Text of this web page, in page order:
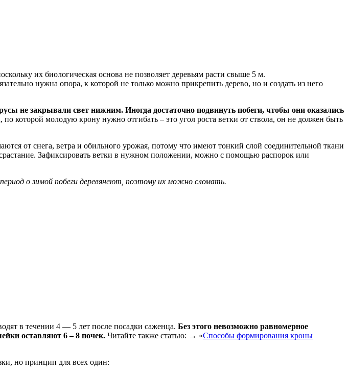
их биологическая основа не позволяет деревьям расти свыше 5 м.
нужна опора, к которой не только можно прикрепить дерево, но и создать из него
не закрывали свет нижним. Иногда достаточно подвинуть побеги, чтобы они оказались
которой молодую крону нужно отгибать – это угол роста ветки от ствола, он не должен быть
от снега, ветра и обильного урожая, потому что имеют тонкий слой соединительной ткани
Зафиксировать ветки в нужном положении, можно с помощью распорок или
о зимой побеги деревянеют, поэтому их можно сломать.
в течении 4 — 5 лет после посадки саженца. Без этого невозможно равномерное
оставляют 6 – 8 почек. Читайте также статью: → «Способы формирования кроны
но принцип для всех один: